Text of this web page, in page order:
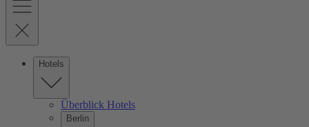
Hotels
Überblick Hotels
Berlin